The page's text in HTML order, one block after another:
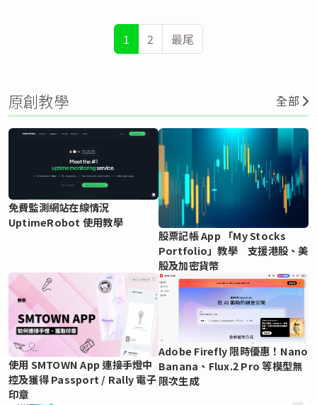
1 2 最尾
原創教學 全部
免費監測網站在線情況
UptimeRobot 使用教學
股票記帳 App 「My Stocks
Portfolio」教學 支援港股、美
股及加密貨幣
使用 SMTOWN App 連接手燈中
控及獲得 Passport / Rally 電子
印章
Adobe Firefly 限時優惠！Nano
Banana、Flux.2 Pro 等模型無
限次生成